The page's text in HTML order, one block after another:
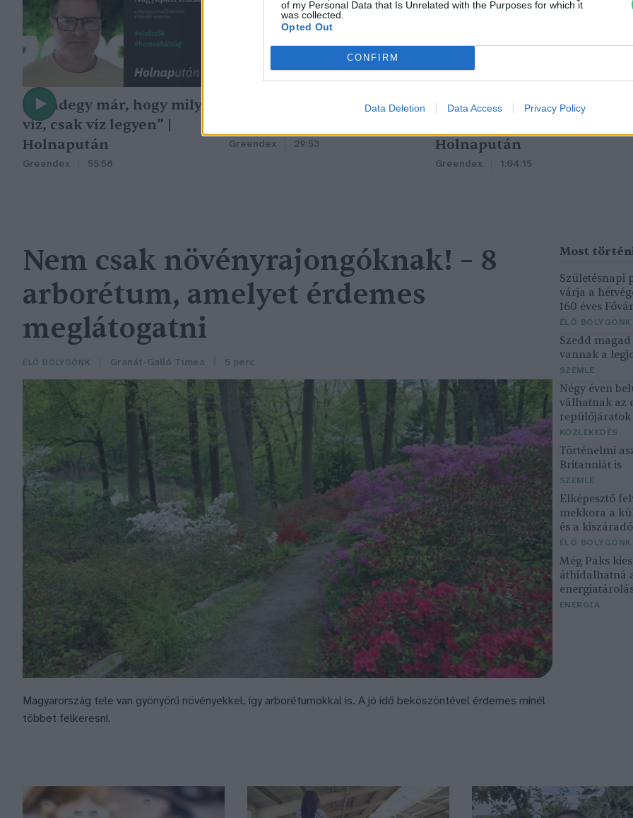
of my Personal Data that Is Unrelated with the Purposes for which it
was collected.
Opted Out
CONFIRM
Data Deletion Data Access Privacy Policy
„Mindegy már, hogy milyen
víz, csak víz legyen” |
Holnapután
Greendex 55:58
A vegetációtüzek legfőbb
Greendex 29:53
Nincs élet víz nélkül? –
Holnapután
Greendex 1:04:15
Nem csak növényrajongóknak! – 8
arborétum, amelyet érdemes
meglátogatni
ÉLŐ BOLYGÓNK Granát-Galló Tímea 5 perc
Magyarország tele van gyönyörű növényekkel, így arborétumokkal is. A jó idő beköszöntével érdemes minél
többet felkeresni.
Születésnapi
várja a
160 éves
ÉLŐ BOLYGÓNK
Szedd
vannak a
SZEMLE
Négy éven
válhatnak az
KÖZLEKEDÉS
Történelmi
Britanniát is
SZEMLE
Elképesztő
mekkora a
és a
ÉLŐ BOLYGÓNK
Még Paks
áthidalhatná
ENERGIA